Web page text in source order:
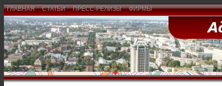
ГЛАВНАЯ СТАТЬИ ПРЕСС-РЕЛИЗЫ ФИРМЫ